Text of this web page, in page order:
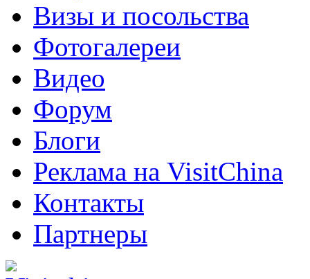
Визы и посольства
Фотогалереи
Видео
Форум
Блоги
Реклама на VisitChina
Контакты
Партнеры